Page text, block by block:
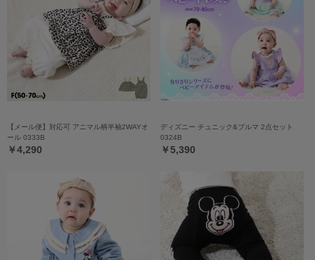
【メール便】対応可 アニマル柄半袖2WAYオ
ール 0333B
￥4,290
ディズニー チュニック&ブルマ 2点セット
0324B
￥5,390